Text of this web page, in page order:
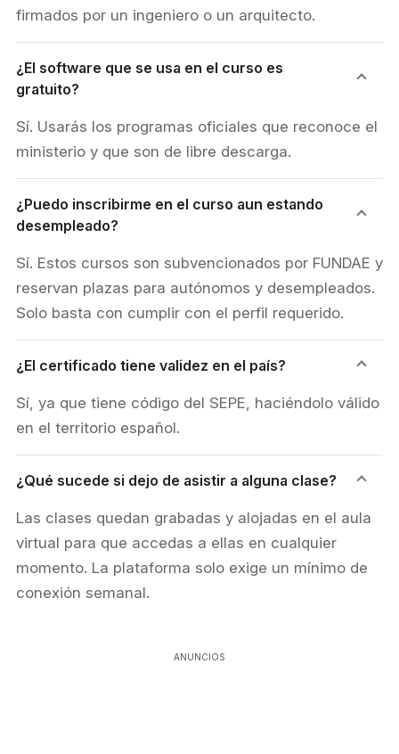
firmados por un ingeniero o un arquitecto.
¿El software que se usa en el curso es
gratuito?
Sí. Usarás los programas oficiales que reconoce el
ministerio y que son de libre descarga.
¿Puedo inscribirme en el curso aun estando
desempleado?
Sí. Estos cursos son subvencionados por FUNDAE y
reservan plazas para autónomos y desempleados.
Solo basta con cumplir con el perfil requerido.
¿El certificado tiene validez en el país?
Sí, ya que tiene código del SEPE, haciéndolo válido
en el territorio español.
¿Qué sucede si dejo de asistir a alguna clase?
Las clases quedan grabadas y alojadas en el aula
virtual para que accedas a ellas en cualquier
momento. La plataforma solo exige un mínimo de
conexión semanal.
ANUNCIOS